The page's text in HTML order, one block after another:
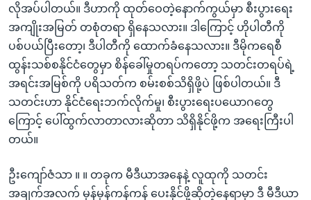
လိုအပ်ပါတယ်။ ဒီဟာကို ထုတ်ဝေတဲ့နောက်ကွယ်မှာ စီးပွားရေး
အကျိုးအမြတ် တစုံတရာ ရှိနေသလား။ ဒါကြောင့် ဟိုပါတီကို
ပစ်ပယ်ပြီးတော့၊ ဒီပါတီကို ထောက်ခံနေသလား။ ဒီမိုကရေစီ
ထွန်းသစ်စနိုင်ငံတွေမှာ စိန်ခေါ်မှုတရပ်ကတော့ သတင်းတရပ်ရဲ့
အရင်းအမြစ်ကို ပရိသတ်က စမ်းစစ်သိရှိဖို့ပဲ ဖြစ်ပါတယ်။ ဒီ
သတင်းဟာ နိုင်ငံရေးဘက်လိုက်မှု၊ စီးပွားရေးပယောဂတွေ
ကြောင့် ပေါ်ထွက်လာတာလားဆိုတာ သိရှိနိုင်ဖို့က အရေးကြီးပါ
တယ်။
ဦးကျော်ဇံသာ ။ ။ တခုက မီဒီယာအနေနဲ့ လူထုကို သတင်း
အချက်အလက် မှန်မှန်ကန်ကန် ပေးနိုင်ဖို့ဆိုတဲ့နေရာမှာ ဒီ မီဒီယာ